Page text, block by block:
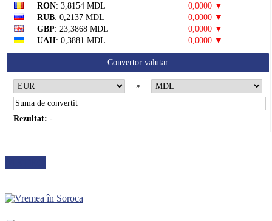
RON: 3,8154 MDL
0,0000 ▼
RUB: 0,2137 MDL
0,0000 ▼
GBP: 23,3868 MDL
0,0000 ▼
UAH: 0,3881 MDL 0,0000 ▼
Convertor valutar
»
Rezultat: -